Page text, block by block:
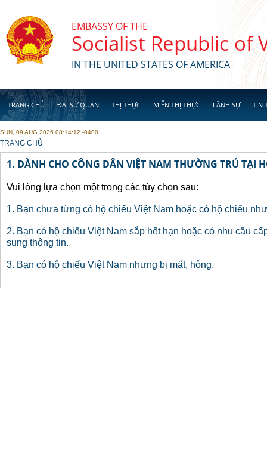
EMBASSY OF THE
Socialist Republic of
IN THE UNITED STATES OF AMERICA
TRANG CHỦ ĐẠI SỨ QUÁN THỊ THỰC MIỄN THỊ THỰC LÃNH SỰ TIN
SUN, 09 AUG 2026 08:14:12 -0400
YOU ARE HERE
TRANG CHỦ
1. DÀNH CHO CÔNG DÂN VIỆT NAM THƯỜNG TRÚ TẠI
Vui lòng lựa chọn một trong các tùy chọn sau:
1. Bạn chưa từng có hộ chiếu Việt Nam hoặc có hộ chiếu
2. Bạn có hộ chiếu Việt Nam sắp hết hạn hoặc có nhu cầu
sung thông tin.
3. Bạn có hộ chiếu Việt Nam nhưng bị mất, hỏng.